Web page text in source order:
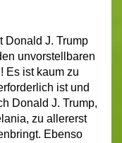
Donald J. Trump
unvorstellbaren
Es ist kaum zu
ist und
Donald J. Trump,
zu allererst
Ebenso